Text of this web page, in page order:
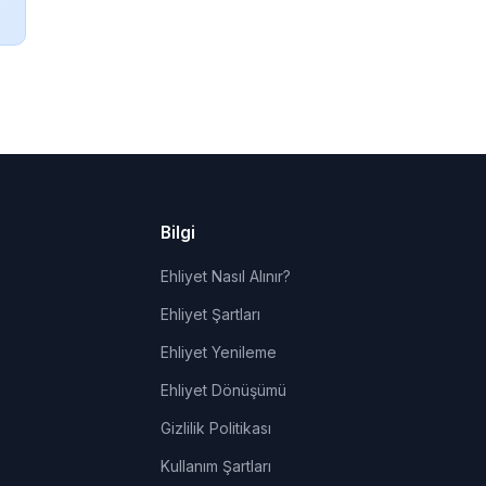
Bilgi
Ehliyet Nasıl Alınır?
Ehliyet Şartları
Ehliyet Yenileme
Ehliyet Dönüşümü
Gizlilik Politikası
Kullanım Şartları